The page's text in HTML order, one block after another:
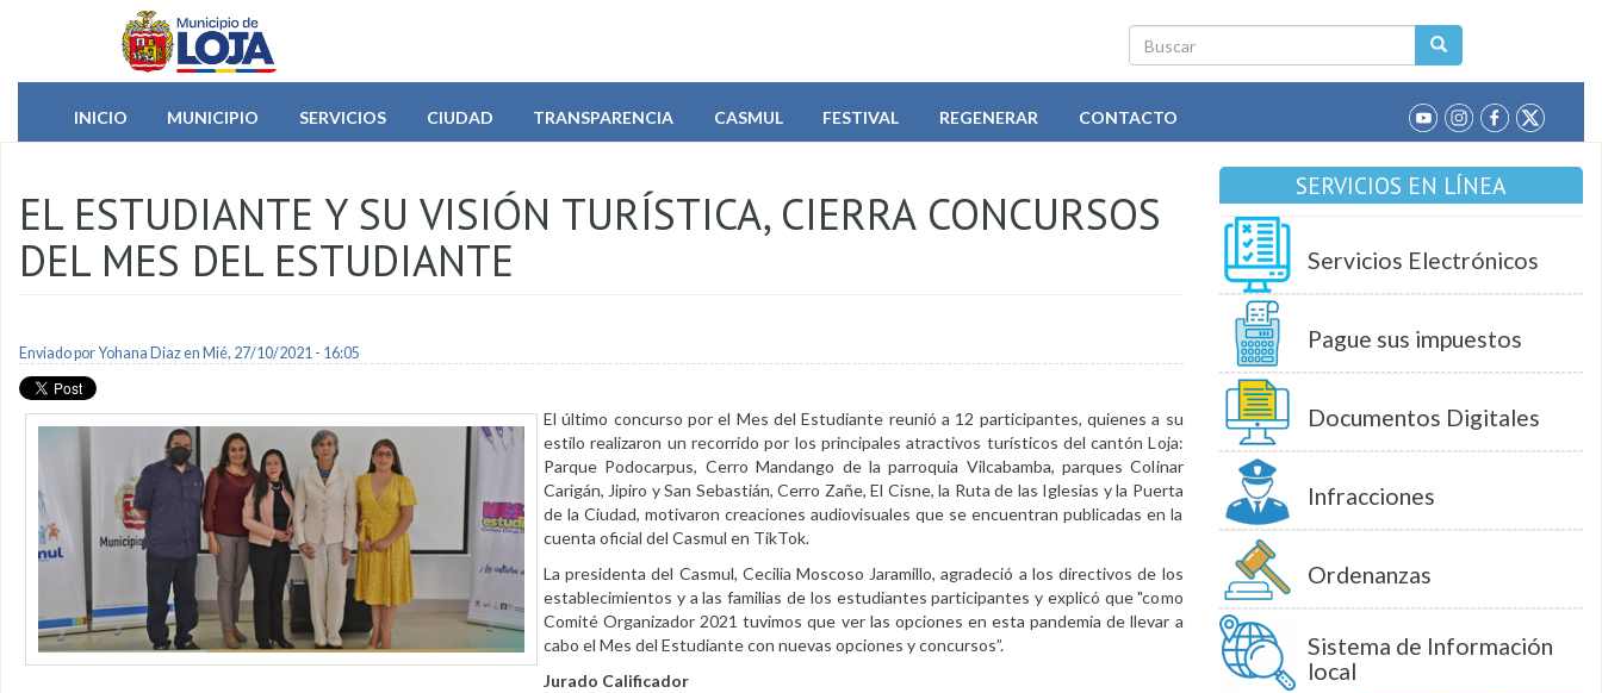
Pasar al contenido principal
Buscar
INICIO
MUNICIPIO SERVICIOS CIUDAD TRANSPARENCIA CASMUL FESTIVAL REGENERAR CONTACTO
EL ESTUDIANTE Y SU VISIÓN TURÍSTICA, CIERRA CONCURSOS
DEL MES DEL ESTUDIANTE
Enviado porYohana Diazen Mié, 27/10/2021 - 16:05
El último concurso por el Mes del Estudiante reunió a 12 participantes, quienes a su
estilo realizaron un recorrido por los principales atractivos turísticos del cantón Loja:
Parque Podocarpus, Cerro Mandango de la parroquia Vilcabamba, parques Colinar
Carigán, Jipiro y San Sebastián, Cerro Zañe, El Cisne, la Ruta de las Iglesias y la Puerta
de la Ciudad, motivaron creaciones audiovisuales que se encuentran publicadas en la
cuenta oficial del Casmul en TikTok.
La presidenta del Casmul, Cecilia Moscoso Jaramillo, agradeció a los directivos de los
establecimientos y a las familias de los estudiantes participantes y explicó que "como
Comité Organizador 2021 tuvimos que ver las opciones en esta pandemia de llevar a
cabo el Mes del Estudiante con nuevas opciones y concursos”.
Jurado Calificador
SERVICIOS EN LÍNEA
Servicios Electrónicos
Pague sus impuestos
Documentos Digitales
Infracciones
Ordenanzas
Sistema de Información
local